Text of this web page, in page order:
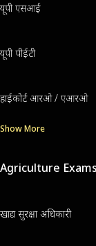
यूपी एसआई
यूपी पीईटी
हाईकोर्ट आरओ / एआरओ
Show More
Agriculture Exams
खाद्य सुरक्षा अधिकारी